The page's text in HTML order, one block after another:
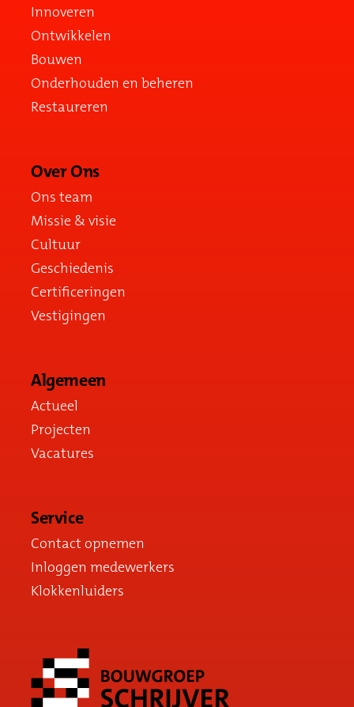
Innoveren
Ontwikkelen
Bouwen
Onderhouden en beheren
Restaureren
Over Ons
Ons team
Missie & visie
Cultuur
Geschiedenis
Certificeringen
Vestigingen
Algemeen
Actueel
Projecten
Vacatures
Service
Contact opnemen
Inloggen medewerkers
Klokkenluiders